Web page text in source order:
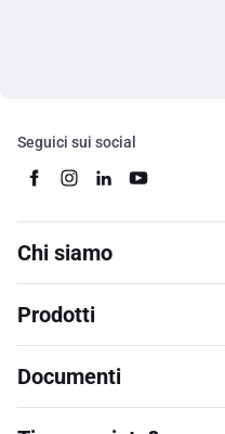
Seguici sui social
Chi siamo
Prodotti
Documenti